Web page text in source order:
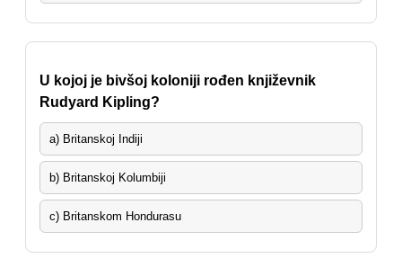
U kojoj je bivšoj koloniji rođen književnik
Rudyard Kipling?
a) Britanskoj Indiji
b) Britanskoj Kolumbiji
c) Britanskom Hondurasu